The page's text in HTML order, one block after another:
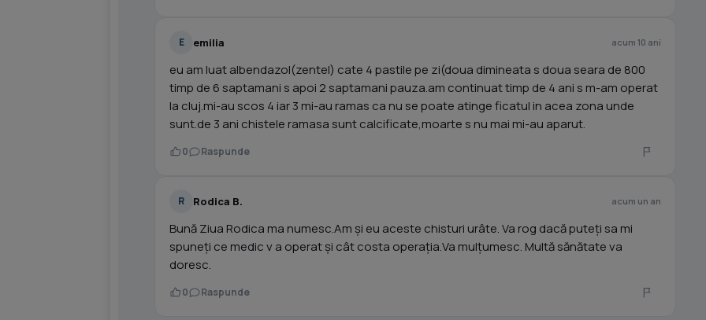
E emilia acum 10 ani
eu am luat albendazol(zentel) cate 4 pastile pe zi(doua dimineata s doua seara de 800
timp de 6 saptamani s apoi 2 saptamani pauza.am continuat timp de 4 ani s m-am operat
la cluj.mi-au scos 4 iar 3 mi-au ramas ca nu se poate atinge ficatul in acea zona unde
sunt.de 3 ani chistele ramasa sunt calcificate,moarte s nu mai mi-au aparut.
0 Raspunde
R Rodica B. acum un an
Bună Ziua Rodica ma numesc.Am și eu aceste chisturi urâte. Va rog dacă puteți sa mi
spuneți ce medic v a operat și cât costa operația.Va mulțumesc. Multă sănătate va
doresc.
0 Raspunde